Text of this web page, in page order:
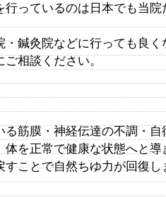
行っているのは日本でも当院
・鍼灸院などに行っても良
相談ください。
る筋膜・神経伝達の不調・
体を正常で健康な状態へと導
すことで自然ちゆ力が回復し